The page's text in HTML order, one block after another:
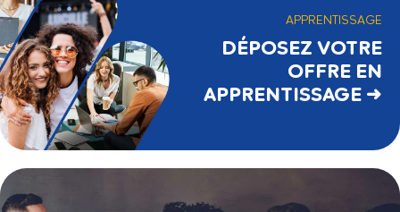
APPRENTISSAGE
DÉPOSEZ VOTRE
OFFRE EN
APPRENTISSAGE →